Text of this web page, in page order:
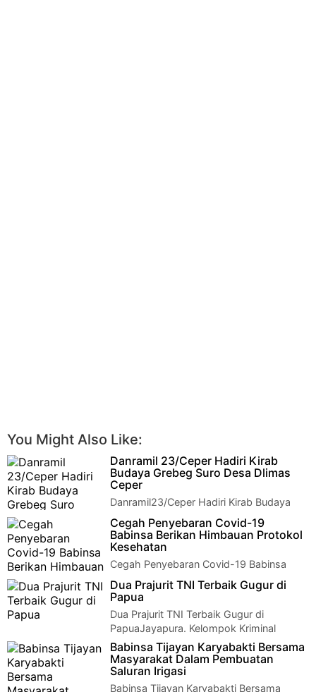
You Might Also Like:
Danramil 23/Ceper Hadiri Kirab
Budaya Grebeg Suro Desa Dlimas
Ceper
Danramil23/Ceper Hadiri Kirab Budaya
Grebeg Suro Desa Dlimas CeperDanramil
23/Ceper Hadiri Kirab Budaya Grebeg Suro Desa…
Cegah Penyebaran Covid-19
Babinsa Berikan Himbauan Protokol
Kesehatan
Cegah Penyebaran Covid-19 Babinsa
Berikan Himbauan Protokol
KesehatanCegah Penyebaran Covid-19 Babinsa Berikan
Himbauan …
Dua Prajurit TNI Terbaik Gugur di
Papua
Dua Prajurit TNI Terbaik Gugur di
PapuaJayapura. Kelompok Kriminal
Separatis Bersenjata [KKSB] Kembali berulah di Kabupa…
Babinsa Tijayan Karyabakti Bersama
Masyarakat Dalam Pembuatan
Saluran Irigasi
Babinsa Tijayan Karyabakti Bersama